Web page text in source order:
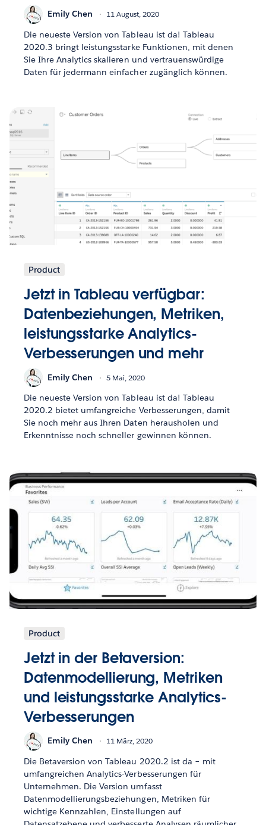
Emily Chen 11 August, 2020
Die neueste Version von Tableau ist da! Tableau
2020.3 bringt leistungsstarke Funktionen, mit denen
Sie Ihre Analytics skalieren und vertrauenswürdige
Daten für jedermann einfacher zugänglich können.
Product
Jetzt in Tableau verfügbar:
Datenbeziehungen, Metriken,
leistungsstarke Analytics-
Verbesserungen und mehr
Emily Chen 5 Mai, 2020
Die neueste Version von Tableau ist da! Tableau
2020.2 bietet umfangreiche Verbesserungen, damit
Sie noch mehr aus Ihren Daten herausholen und
Erkenntnisse noch schneller gewinnen können.
Product
Jetzt in der Betaversion:
Datenmodellierung, Metriken
und leistungsstarke Analytics-
Verbesserungen
Emily Chen 11 März, 2020
Die Betaversion von Tableau 2020.2 ist da – mit
umfangreichen Analytics-Verbesserungen für
Unternehmen. Die Version umfasst
Datenmodellierungsbeziehungen, Metriken für
wichtige Kennzahlen, Einstellungen auf